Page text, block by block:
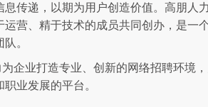
息传递，以期为用户创造价值。高朋人
运营、精于技术的成员共同创办，是一
。
企业打造专业、创新的网络招聘环境
业发展的平台。